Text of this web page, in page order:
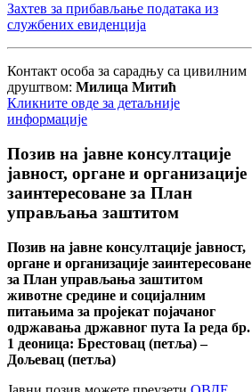
Захтев за прибављање података из
службених евиденција
Контакт особа за сарадњу са цивилним
друштвом: Милица Митић
Кликните овде за детаљније
информације
Позив на јавне консултације
јавност, органе и организације
заинтересоване за План
управљања заштитом
Позив на јавне консултације јавност,
органе и организације заинтересоване
за План управљања заштитом
животне средине и социјалним
питањима за пројекат појачаног
одржавања државног пута Ia реда бр.
1 деоница: Брестовац (петља) –
Дољевац (петља)